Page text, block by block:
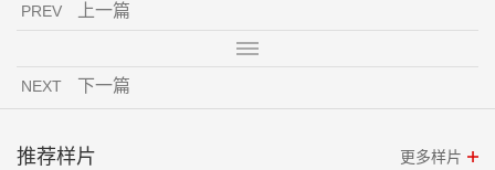
PREV 上一篇
NEXT 下一篇
推荐样片 更多样片